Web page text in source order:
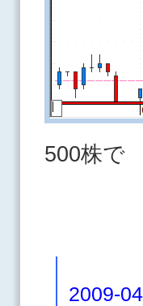
500株で
2009-